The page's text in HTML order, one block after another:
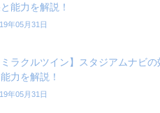
能力を解説！
年05月31日
ミラクルツイン】スタジアムナビの
力を解説！
年05月31日